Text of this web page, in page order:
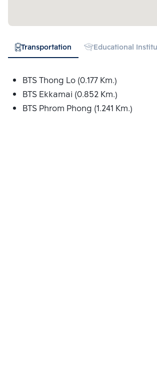
Transportation Educational
BTS Thong Lo (0.177 Km.)
BTS Ekkamai (0.852 Km.)
BTS Phrom Phong (1.241 Km.)